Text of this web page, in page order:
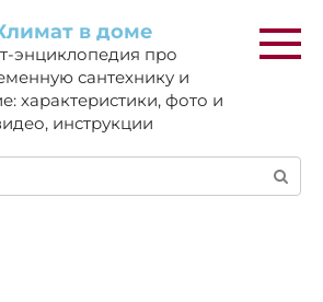
в доме
энциклопедия про
сантехнику и
характеристики, фото и
инструкции